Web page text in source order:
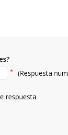
* (Respuesta
respuesta